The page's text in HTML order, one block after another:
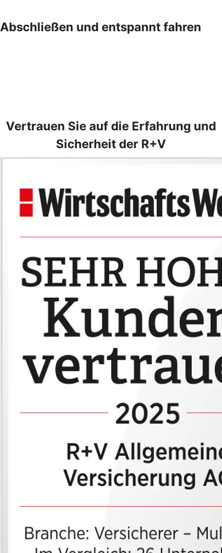
Abschließen und entspannt fahren
Vertrauen Sie auf die Erfahrung und
Sicherheit der R+V